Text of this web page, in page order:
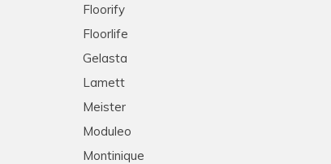
Floorify
Floorlife
Gelasta
Lamett
Meister
Moduleo
Montinique